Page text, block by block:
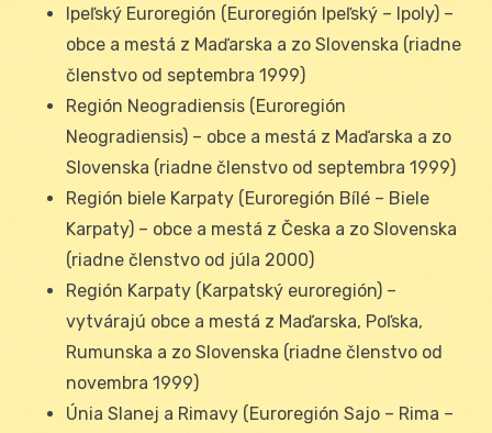
Ipeľský Euroregión (Euroregión Ipeľský – Ipoly) –
obce a mestá z Maďarska a zo Slovenska (riadne
členstvo od septembra 1999)
Región Neogradiensis (Euroregión
Neogradiensis) – obce a mestá z Maďarska a zo
Slovenska (riadne členstvo od septembra 1999)
Región biele Karpaty (Euroregión Bílé – Biele
Karpaty) – obce a mestá z Česka a zo Slovenska
(riadne členstvo od júla 2000)
Región Karpaty (Karpatský euroregión) –
vytvárajú obce a mestá z Maďarska, Poľska,
Rumunska a zo Slovenska (riadne členstvo od
novembra 1999)
Únia Slanej a Rimavy (Euroregión Sajo – Rima –